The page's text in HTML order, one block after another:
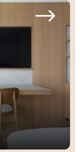
Next